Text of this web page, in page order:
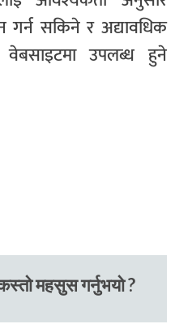
सकिने र अद्यावधिक
वेबसाइटमा उपलब्ध हुने
महसुस गर्नुभयो ?